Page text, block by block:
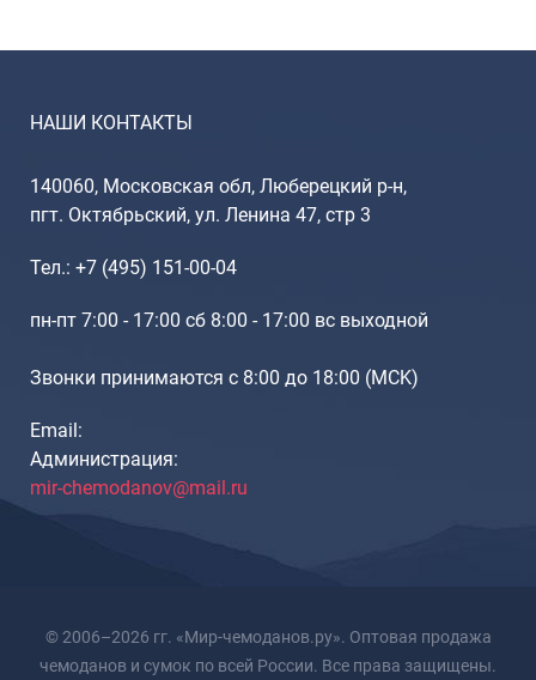
НАШИ КОНТАКТЫ
140060, Московская обл, Люберецкий р-н,
пгт. Октябрьский, ул. Ленина 47, стр 3
Тел.: +7 (495) 151-00-04
пн-пт 7:00 - 17:00 сб 8:00 - 17:00 вс выходной
Звонки принимаются с 8:00 до 18:00 (МCK)
Email:
Администрация:
mir-chemodanov@mail.ru
© 2006–2026 гг. «Мир-чемоданов.ру». Оптовая продажа
чемоданов и сумок по всей России. Все права защищены.